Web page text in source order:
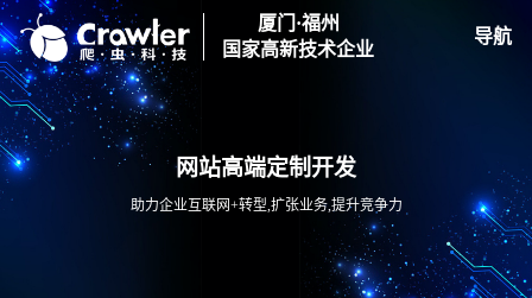
厦门·福州
国家高新技术企业
导航
网站高端定制开发
助力企业互联网+转型,扩张业务,提升竞争力